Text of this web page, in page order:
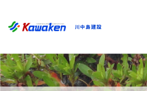
川中島建設